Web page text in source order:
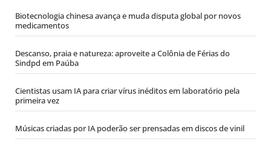
Biotecnologia chinesa avança e muda disputa global por novos
medicamentos
Descanso, praia e natureza: aproveite a Colônia de Férias do
Sindpd em Paúba
Cientistas usam IA para criar vírus inéditos em laboratório pela
primeira vez
Músicas criadas por IA poderão ser prensadas em discos de vinil